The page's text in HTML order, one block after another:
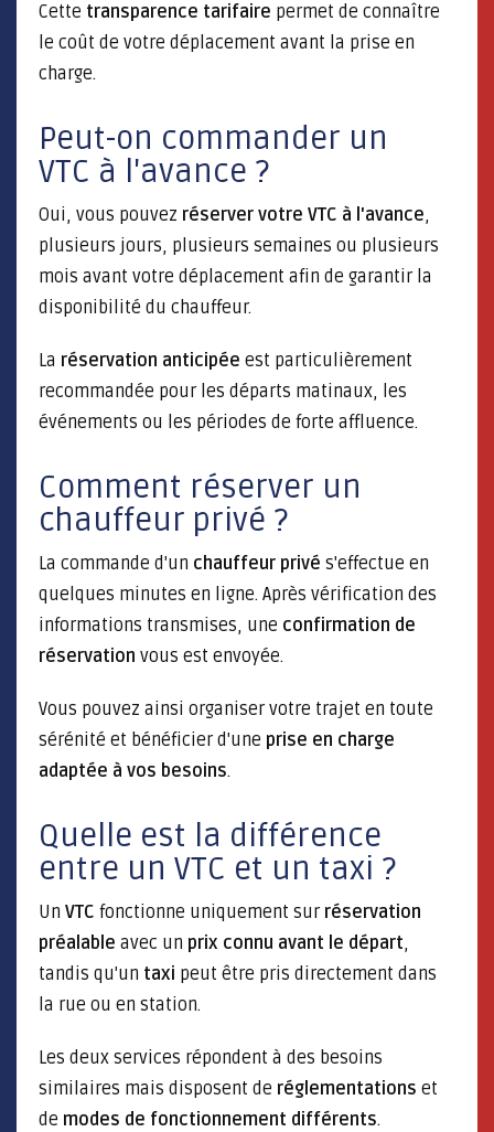
Cette transparence tarifaire permet de connaître
le coût de votre déplacement avant la prise en
charge.
Peut-on commander un
VTC à l'avance ?
Oui, vous pouvez réserver votre VTC à l'avance,
plusieurs jours, plusieurs semaines ou plusieurs
mois avant votre déplacement afin de garantir la
disponibilité du chauffeur.
La réservation anticipée est particulièrement
recommandée pour les départs matinaux, les
événements ou les périodes de forte affluence.
Comment réserver un
chauffeur privé ?
La commande d'un chauffeur privé s'effectue en
quelques minutes en ligne. Après vérification des
informations transmises, une confirmation de
réservation vous est envoyée.
Vous pouvez ainsi organiser votre trajet en toute
sérénité et bénéficier d'une prise en charge
adaptée à vos besoins.
Quelle est la différence
entre un VTC et un taxi ?
Un VTC fonctionne uniquement sur réservation
préalable avec un prix connu avant le départ,
tandis qu'un taxi peut être pris directement dans
la rue ou en station.
Les deux services répondent à des besoins
similaires mais disposent de réglementations et
de modes de fonctionnement différents.